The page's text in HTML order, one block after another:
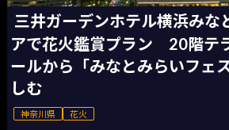
三井ガーデンホテル横浜みな
アで花火鑑賞プラン 20階テ
ールから「みなとみらいフェ
しむ
神奈川県 花火